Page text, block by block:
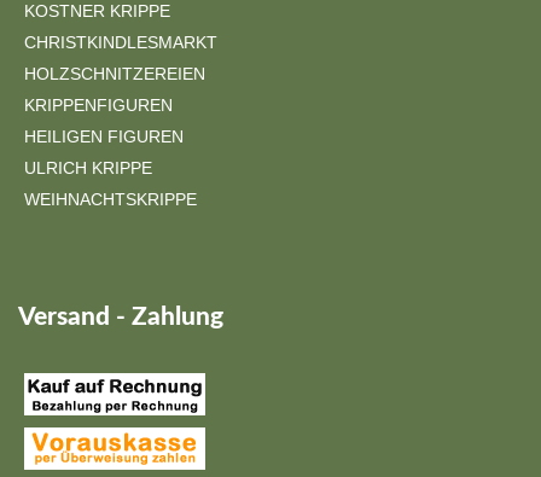
KOSTNER KRIPPE
CHRISTKINDLESMARKT
HOLZSCHNITZEREIEN
KRIPPENFIGUREN
HEILIGEN FIGUREN
ULRICH KRIPPE
WEIHNACHTSKRIPPE
Versand - Zahlung